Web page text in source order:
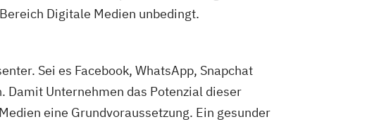
Digitale Medien unbedingt.
Sei es Facebook, WhatsApp, Snapchat
Unternehmen das Potenzial dieser
eine Grundvoraussetzung. Ein gesunder